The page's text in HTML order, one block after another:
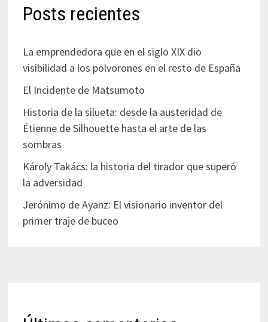
Posts recientes
La emprendedora que en el siglo XIX dio
visibilidad a los polvorones en el resto de España
El Incidente de Matsumoto
Historia de la silueta: desde la austeridad de
Étienne de Silhouette hasta el arte de las
sombras
Károly Takács: la historia del tirador que superó
la adversidad
Jerónimo de Ayanz: El visionario inventor del
primer traje de buceo